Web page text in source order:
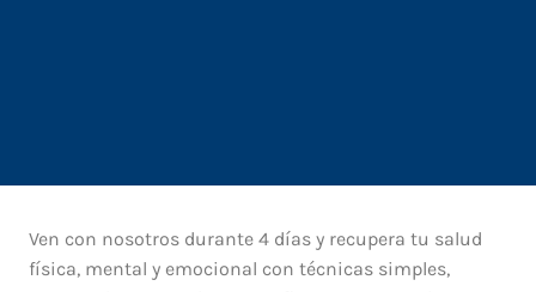
Ven con nosotros durante 4 días y recupera tu salud
física, mental y emocional con técnicas simples,